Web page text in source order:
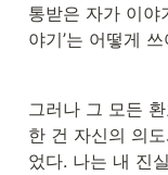
통받은 자가 이야
야기’는 어떻게
그러나 그 모든
한 건 자신의 의
었다. 나는 내 진